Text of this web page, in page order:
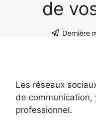
de
Dernière
Les réseaux
de communication,
professionnel.